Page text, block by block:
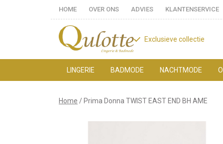
HOME OVER ONS ADVIES KLANTENSERVICE
Exclusieve collectie
LINGERIE BADMODE NACHTMODE
Prima
Home Prima Donna TWIST EAST END BH AME